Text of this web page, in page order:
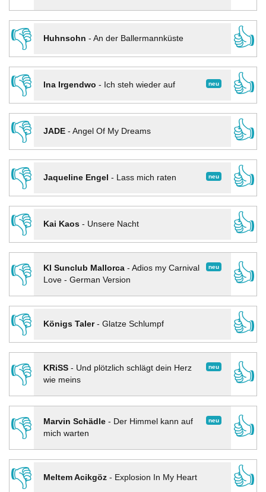
👎
Huhnsohn - An der Ballermannküste
👍
👎
neu
Ina Irgendwo - Ich steh wieder auf
👍
👎
JADE- Angel Of My Dreams
👍
👎
neu
Jaqueline Engel - Lass mich raten
👍
👎
Kai Kaos- Unsere Nacht
👍
👎
neu
KI Sunclub Mallorca- Adios my Carnival
Love - German Version
👍
👎
Königs Taler- Glatze Schlumpf
👍
👎
neu
KRiSS- Und plötzlich schlägt dein Herz
wie meins
👍
👎 neu
Marvin Schädle- Der Himmel kann auf
mich warten
👍
👎
Meltem Acikgöz- Explosion In My Heart
👍